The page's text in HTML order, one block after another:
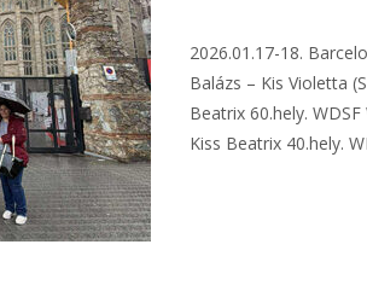
2026.01.17-18.
Balázs – Kis Violetta
Beatrix 60.hely.
Kiss Beatrix 40.hely.